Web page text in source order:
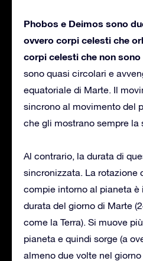
Phobos e Deimos sono
ovvero corpi celesti che
corpi celesti che non
sono quasi circolari e
equatoriale di Marte. Il
sincrono al movimento del
che gli mostrano sempre la
Al contrario, la durata di
sincronizzata. La rotazione
compie intorno al pianeta è
durata del giorno di Marte
come la Terra). Si muove
pianeta e quindi sorge (a
almeno due volte nel